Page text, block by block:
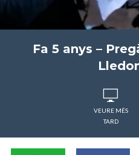
Fa 5 anys –
VEURE MÉS
TARD